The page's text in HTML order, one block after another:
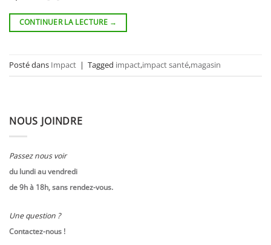
CONTINUER LA LECTURE →
Posté dans Impact | Tagged impact,impact santé,magasin
NOUS JOINDRE
Passez nous voir
du lundi au vendredi
de 9h à 18h, sans rendez-vous.
Une question ?
Contactez-nous !